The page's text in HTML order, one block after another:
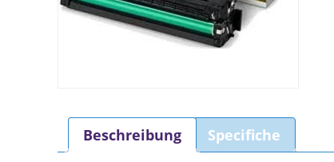
Beschreibung Specifiche